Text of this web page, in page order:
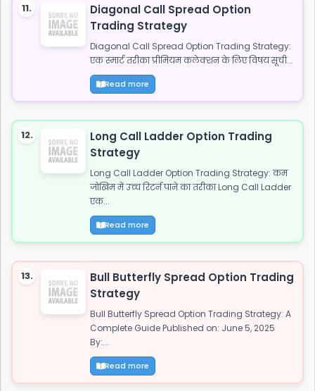
11.
Diagonal Call Spread Option
Trading Strategy
Diagonal Call Spread Option Trading Strategy:
एक स्मार्ट तरीका प्रीमियम कलेक्शन के लिए विषय सूची...
Read more
12.
Long Call Ladder Option Trading
Strategy
Long Call Ladder Option Trading Strategy: कम
जोखिम में उच्च रिटर्न पाने का तरीका Long Call Ladder
एक...
Read more
13.
Bull Butterfly Spread Option Trading
Strategy
Bull Butterfly Spread Option Trading Strategy: A
Complete Guide Published on: June 5, 2025
By:...
Read more